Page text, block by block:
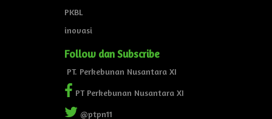
PKBL
inovasi
Follow dan Subscribe
PT. Perkebunan Nusantara XI
PT Perkebunan Nusantara XI
@ptpn11